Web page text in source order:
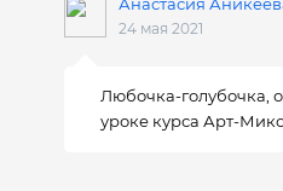
24 мая 2021
Любочка-голубочка,
уроке курса Арт-